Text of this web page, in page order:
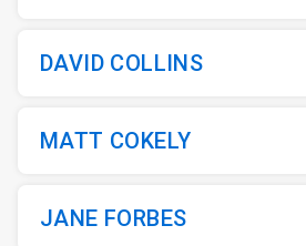
DAVID COLLINS
MATT COKELY
JANE FORBES